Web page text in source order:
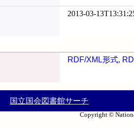
2013-03-
RDF/XML形式,
国立国会図書館サーチ
Copyright ©